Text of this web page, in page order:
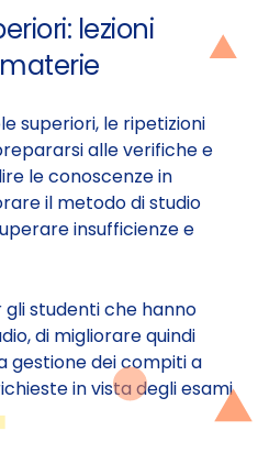
lezioni
superiori, le ripetizioni
alle verifiche e
le conoscenze in
il metodo di studio
insufficienze e
gli studenti che hanno
di migliorare quindi
gestione dei compiti a
in vista degli esami